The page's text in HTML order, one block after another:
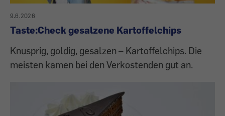
9.6.2026
Taste:Check gesalzene Kartoffelchips
Knusprig, goldig, gesalzen – Kartoffelchips. Die
meisten kamen bei den Verkostenden gut an.